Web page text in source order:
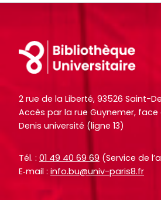
Footer
2 rue de la Liberté, 93526 Saint-
Accès par la rue Guynemer,
Denis université (ligne 13)
Tél. : 01 49 40 69 69 (Service de
E‑mail : info.bu@univ-paris8.fr